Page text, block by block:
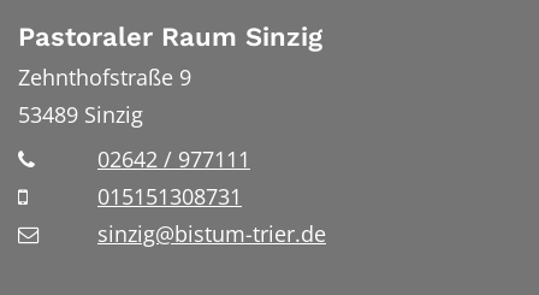
Pastoraler Raum Sinzig
Zehnthofstraße 9
53489 Sinzig
02642 / 977111
015151308731
sinzig@bistum-trier.de